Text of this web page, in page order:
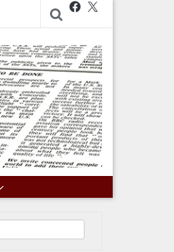
Facebook